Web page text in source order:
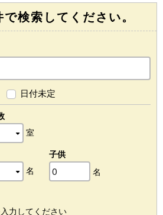
検索してください。
日付未定
室
名
子供
名
力してください